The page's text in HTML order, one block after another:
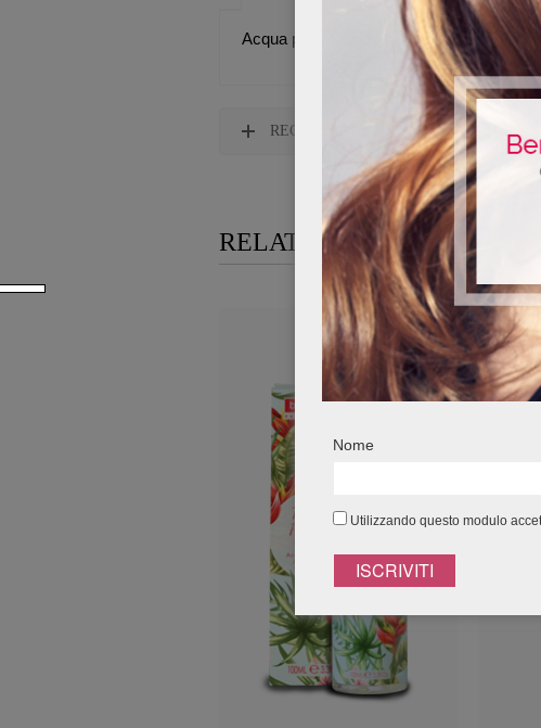
Acqua profumata particolarmente
RECENSIONI
RELATED PRODUCTS
Nome
Utilizzando questo modulo